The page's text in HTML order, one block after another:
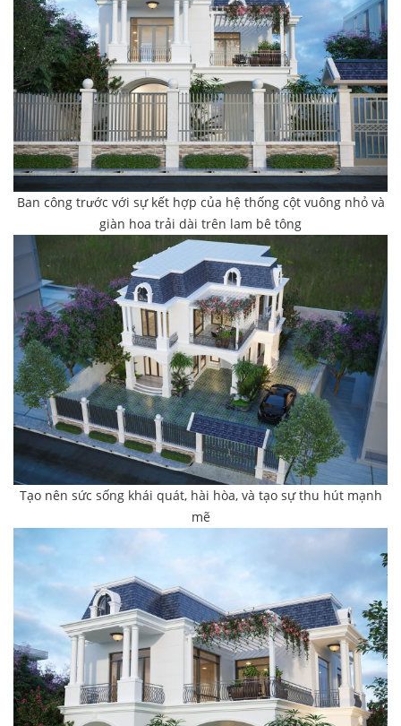
Ban công trước với sự kết hợp của hệ thống cột vuông nhỏ và
giàn hoa trải dài trên lam bê tông
Tạo nên sức sống khái quát, hài hòa, và tạo sự thu hút mạnh
mẽ